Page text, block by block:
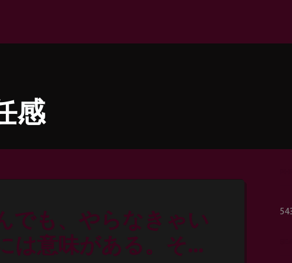
感
でも、やらなきゃい
は意味がある。その